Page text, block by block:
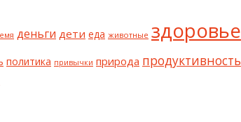
деньги дети еда животные здоровье
политика привычки природа продуктивность